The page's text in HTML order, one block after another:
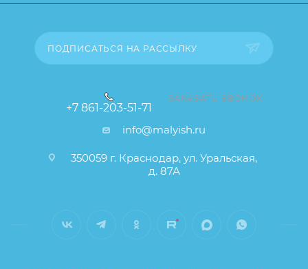
ПОДПИСАТЬСЯ НА РАССЫЛКУ
+7 861-203-51-71
ЗАКАЗАТЬ ЗВОНОК
info@malyish.ru
350059 г. Краснодар, ул. Уральская,
д. 87А